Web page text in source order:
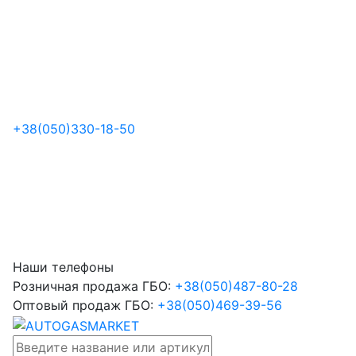
+38(050)330-18-50
Наши телефоны
Розничная продажа ГБО: +38(050)487-80-28
Оптовый продаж ГБО: +38(050)469-39-56